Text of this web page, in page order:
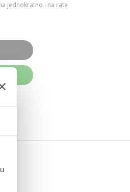
jednokratno i na rate